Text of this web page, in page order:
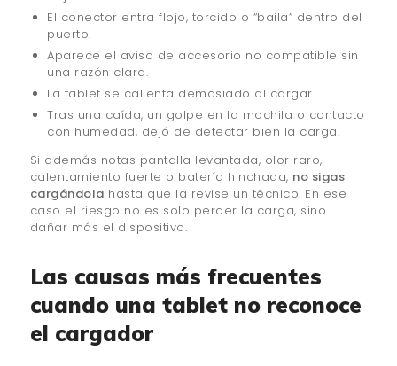
El conector entra flojo, torcido o “baila” dentro del
puerto.
Aparece el aviso de accesorio no compatible sin
una razón clara.
La tablet se calienta demasiado al cargar.
Tras una caída, un golpe en la mochila o contacto
con humedad, dejó de detectar bien la carga.
Si además notas pantalla levantada, olor raro,
calentamiento fuerte o batería hinchada, no sigas
cargándola hasta que la revise un técnico. En ese
caso el riesgo no es solo perder la carga, sino
dañar más el dispositivo.
Las causas más frecuentes
cuando una tablet no reconoce
el cargador